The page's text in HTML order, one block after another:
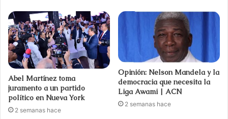
Abel Martínez toma
juramento a un partido
político en Nueva York
2 semanas hace
Opinión: Nelson Mandela y la
democracia que necesita la
Liga Awami | ACN
2 semanas hace